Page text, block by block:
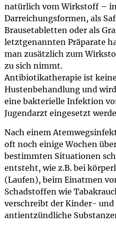
natürlich vom Wirkstoff –
Darreichungsformen, als
Brausetabletten oder als
letztgenannten Präparate
man zusätzlich zum
zu sich nimmt.
Antibiotikatherapie ist
Hustenbehandlung und
eine bakterielle Infektion
Jugendarzt eingesetzt
Nach einem
oft noch einige Wochen
bestimmten Situationen
entsteht, wie z.B. bei
(Laufen), beim Einatmen
Schadstoffen wie
verschreibt der Kinder- und
antientzündliche